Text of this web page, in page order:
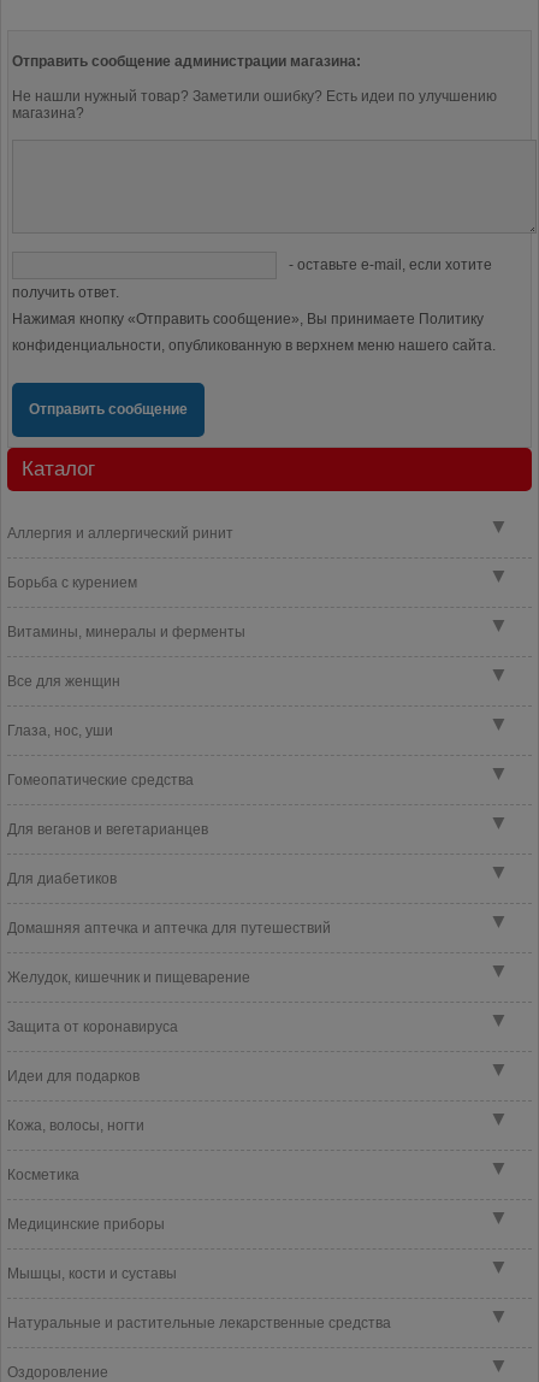
Отправить сообщение администрации магазина:
Не нашли нужный товар? Заметили ошибку? Есть идеи по улучшению
магазина?
- оставьте e-mail, если хотите
получить ответ.
Нажимая кнопку «Отправить сообщение», Вы принимаете Политику
конфиденциальности, опубликованную в верхнем меню нашего сайта.
Отправить сообщение
Каталог
▼
Аллергия и аллергический ринит
▼
Борьба с курением
▼
Витамины, минералы и ферменты
▼
Все для женщин
▼
Глаза, нос, уши
▼
Гомеопатические средства
▼
Для веганов и вегетарианцев
▼
Для диабетиков
▼
Домашняя аптечка и аптечка для путешествий
▼
Желудок, кишечник и пищеварение
▼
Защита от коронавируса
▼
Идеи для подарков
▼
Кожа, волосы, ногти
▼
Косметика
▼
Медицинские приборы
▼
Мышцы, кости и суставы
▼
Натуральные и растительные лекарственные средства
▼
Оздоровление